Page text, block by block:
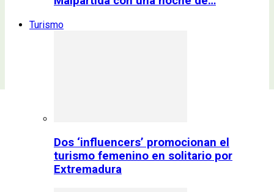
Turismo
Dos ‘influencers’ promocionan el
turismo femenino en solitario por
Extremadura